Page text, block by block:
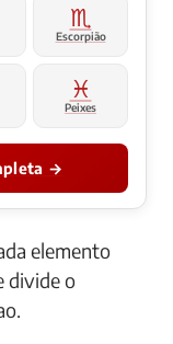
♏
Escorpião
♓
Peixes
→
elemento
divide o